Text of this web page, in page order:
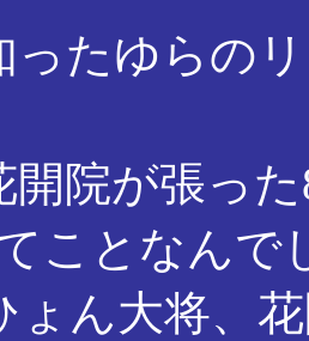
ったゆらの
開院が張っ
ことなんで
ょん大将、